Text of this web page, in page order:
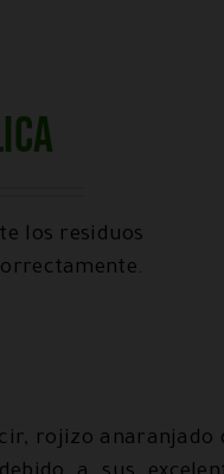
los residuos
rojizo